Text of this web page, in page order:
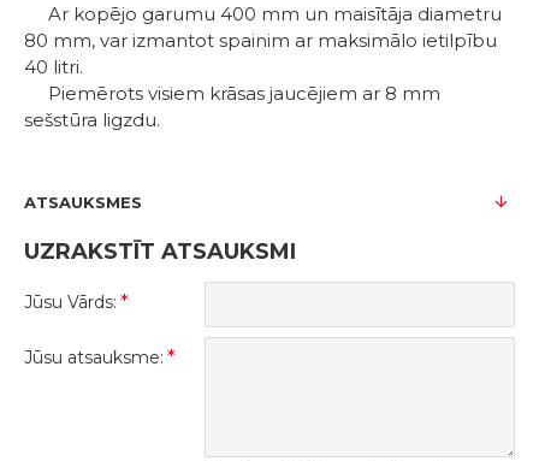
Ar kopējo garumu 400 mm un maisītāja diametru
80 mm, var izmantot spainim ar maksimālo ietilpību
40 litri.
Piemērots visiem krāsas jaucējiem ar 8 mm
sešstūra ligzdu.
ATSAUKSMES
UZRAKSTĪT ATSAUKSMI
Jūsu Vārds:
Jūsu atsauksme: